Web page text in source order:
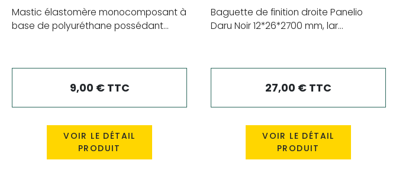
Mastic élastomère monocomposant à
base de polyuréthane possédant...
9,00 € TTC
VOIR LE DÉTAIL
PRODUIT
Baguette de finition droite Panelio
Daru Noir 12*26*2700 mm, lar...
27,00 € TTC
VOIR LE DÉTAIL
PRODUIT